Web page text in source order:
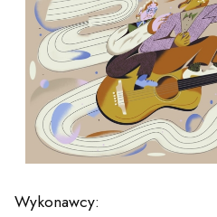
sal
Wykonawcy: